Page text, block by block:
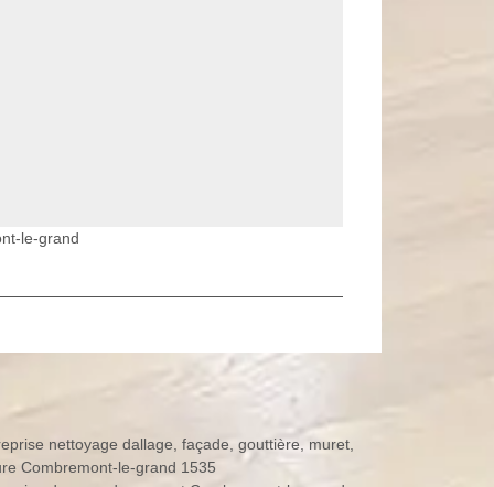
le-grand
nettoyage dallage, façade, gouttière, muret,
Combremont-le-grand 1535